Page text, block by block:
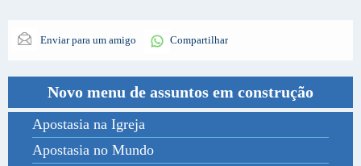
Enviar para um amigo Compartilhar
Novo menu de assuntos em construção
Apostasia na Igreja
Apostasia no Mundo